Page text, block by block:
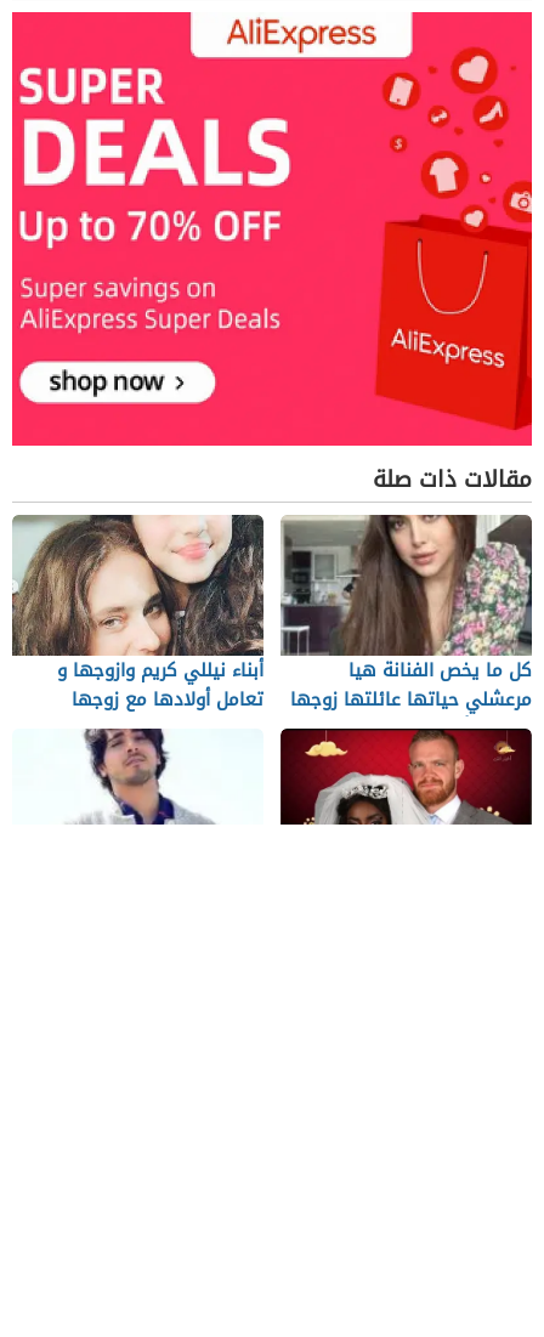
مقالات ذات صلة
كل ما يخص الفنانة هيا
مرعشلي حياتها عائلتها زوجها
ديانتها أعمالها
أبناء نيللي كريم وازوجها و
تعامل أولادها مع زوجها